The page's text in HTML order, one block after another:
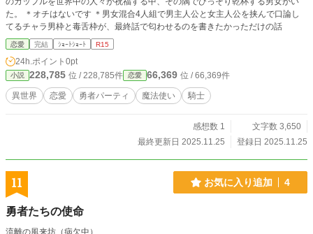
た。 ＊オチはないです ＊男女混合4人組で男主人公と女主人公を挟んで口論し
てるチャラ男枠と毒舌枠が、最終話で匂わせるのを書きたかっただけの話
恋愛 完結 ｼｮｰﾄｼｮｰﾄ R15
24h.ポイント 0pt
小説 228,785 位 / 228,785件 恋愛 66,369 位 / 66,369件
異世界 恋愛 勇者パーティ 魔法使い 騎士
感想数 1
文字数 3,650
最終更新日 2025.11.25
登録日 2025.11.25
11 お気に入り追加 4
勇者たちの使命
流離の風来坊（病欠中）